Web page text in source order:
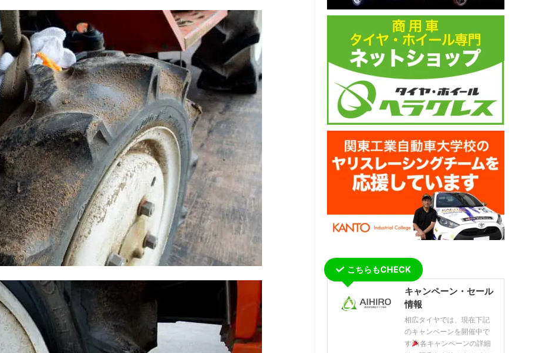
こちらもCHECK
キャンペーン・セール
情報
相広タイヤでは、現在下記
のキャンペーンを開催中で
す
各キャンペーンの詳細